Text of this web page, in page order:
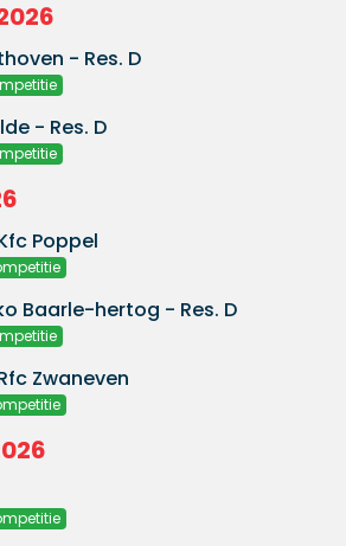
- Res. D
- Res. D
Poppel
Baarle-hertog - Res. D
Zwaneven